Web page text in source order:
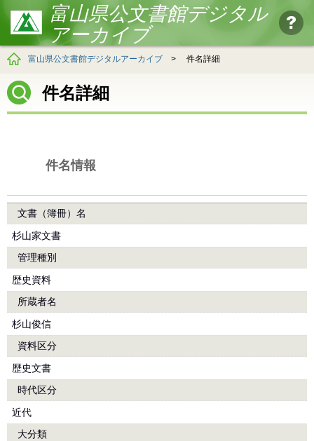
富山県公文書館デジタル
アーカイブ
富山県公文書館デジタルアーカイブ > 件名詳細
件名詳細
件名情報
文書（簿冊）名
杉山家文書
管理種別
歴史資料
所蔵者名
杉山俊信
資料区分
歴史文書
時代区分
近代
大分類